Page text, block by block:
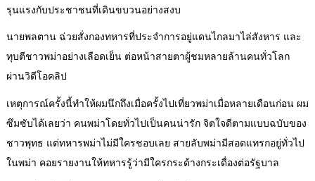
รุนแรงกับประชาชนที่เดินขบวนอย่างสงบ
นายพลตาน ฉ่วยสั่งกองทหารที่ประจำการอยู่แดนไกลมาไล่สังหาร และ
ทุบตีชาวพม่าอย่างเลือดเย็น ต่อหน้าสายตาผู้ชมหลายล้านคนทั่วโลก
ผ่านวิดีโอคลิป
เหตุการณ์ครั้งนี้ทำให้ผมนึกถึงเมื่อครั้งไปเที่ยวพม่าเมื่อหลายเดือนก่อน ผม
ซึมซับได้เลยว่า คนพม่าโดยทั่วไปเป็นคนน่ารัก จิตใจดีตามแบบฉบับของ
ชาวพุทธ แต่ทหารพม่าไม่มีใครชอบเลย สายลับพม่ามีสอดแทรกอยู่ทั่วไป
ในพม่า คอยรายงานให้ทหารรู้ว่ามีใครกระด้างกระเดื่องต่อรัฐบาล